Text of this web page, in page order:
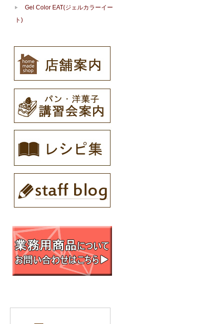
Gel Color EAT(ジェルカラーイー
ト)